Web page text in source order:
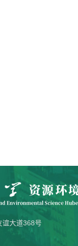
谊大道368号